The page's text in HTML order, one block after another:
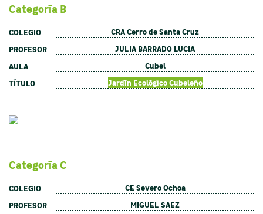
Categoría B
COLEGIO
CRA Cerro de Santa Cruz
PROFESOR
JULIA BARRADO LUCIA
AULA
Cubel
TÍTULO
Jardín Ecológico Cubeleño
Categoría C
COLEGIO
CE Severo Ochoa
PROFESOR
MIGUEL SAEZ